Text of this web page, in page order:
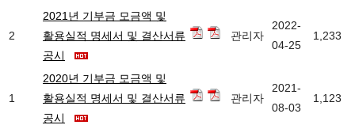
2
2021년 기부금 모금액 및
활용실적 명세서 및 결산서류
공시
관리자
2022-
04-25
1,233
1
2020년 기부금 모금액 및
활용실적 명세서 및 결산서류
공시
관리자
2021-
08-03
1,123